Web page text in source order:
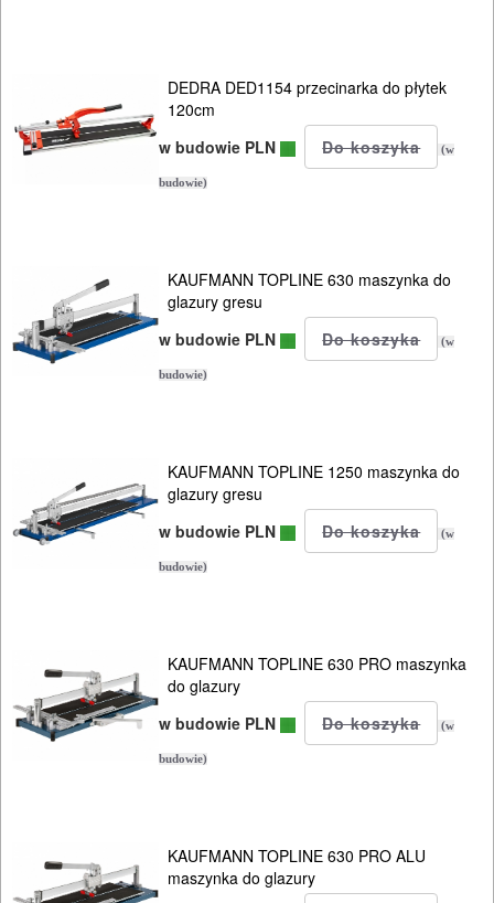
ELEKTRY..
GLAZURNICZE
URZĄDZENIA
Przecinarki
ręczne
Tarcza
polerskie
85mm
110mm
115mm
150mm
DEDRA DED1154 przecinarka do płytek
120cm
w budowie PLN
(w
budowie)
KAUFMANN TOPLINE 630 maszynka do
glazury gresu
w budowie PLN
(w
budowie)
KAUFMANN TOPLINE 1250 maszynka do
glazury gresu
w budowie PLN
(w
budowie)
KAUFMANN TOPLINE 630 PRO maszynka
do glazury
w budowie PLN
(w
budowie)
KAUFMANN TOPLINE 630 PRO ALU
maszynka do glazury